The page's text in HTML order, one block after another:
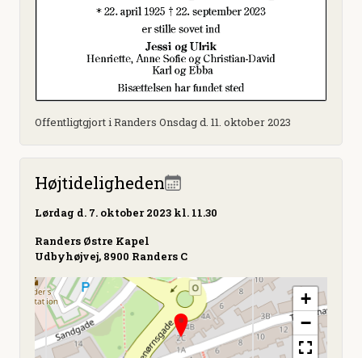
Offentligtgjort i Randers Onsdag d. 11. oktober 2023
Højtideligheden
Lørdag d. 7. oktober 2023 kl. 11.30
Randers Østre Kapel
Udbyhøjvej, 8900 Randers C
+
−